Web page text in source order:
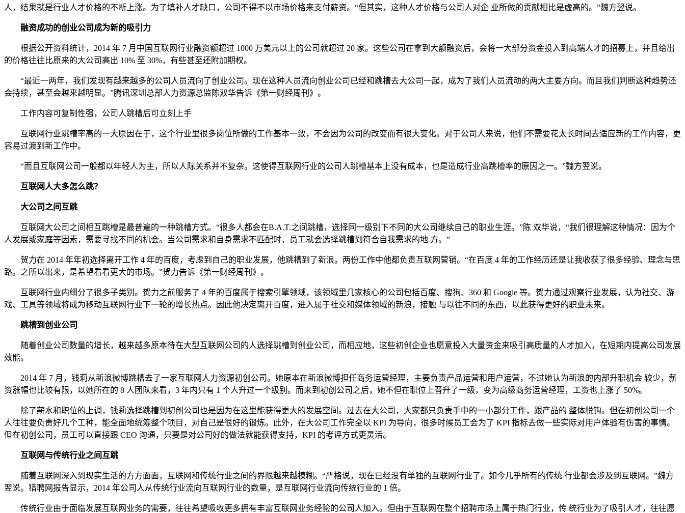
人，结果就是行业人才价格的不断上涨。为了填补人才缺口，公司不得不以市场价格来支付薪资。“但其实，这种人才价格与公司人对企 业所做的贡献相比是虚高的。”魏方翌说。
融资成功的创业公司成为新的吸引力
根据公开资料统计，2014 年 7 月中国互联网行业融资额超过 1000 万美元以上的公司就超过 20 家。这些公司在拿到大额融资后，会将一大部分资金投入到高端人才的招募上，并且给出
的价格往往比原来的大公司高出 10% 至 30%，有些甚至还附加期权。
“最近一两年，我们发现有越来越多的公司人员流向了创业公司。现在这种人员流向创业公司已经和跳槽去大公司一起，成为了我们人员流动的两大主要方向。而且我们判断这种趋势还
会持续，甚至会越来越明显。”腾讯深圳总部人力资源总监陈双华告诉《第一财经周刊》。
工作内容可复制性强，公司人跳槽后可立刻上手
互联网行业跳槽率高的一大原因在于，这个行业里很多岗位所做的工作基本一致，不会因为公司的改变而有很大变化。对于公司人来说，他们不需要花太长时间去适应新的工作内容，更
容易过渡到新工作中。
“而且互联网公司一般都以年轻人为主，所以人际关系并不复杂。这使得互联网行业的公司人跳槽基本上没有成本，也是造成行业高跳槽率的原因之一。”魏方翌说。
互联网人大多怎么跳？
大公司之间互跳
互联网大公司之间相互跳槽是最普遍的一种跳槽方式。“很多人都会在B.A.T.之间跳槽，选择同一级别下不同的大公司继续自己的职业生涯。”陈 双华说，“我们很理解这种情况：因为个
人发展或家庭等因素，需要寻找不同的机会。当公司需求和自身需求不匹配时，员工就会选择跳槽到符合自我需求的地 方。”
贺力在 2014 年年初选择离开工作 4 年的百度，考虑到自己的职业发展，他跳槽到了新浪。两份工作中他都负责互联网营销。“在百度 4 年的工作经历还是让我收获了很多经验、理念与思
路。之所以出来，是希望看看更大的市场。”贺力告诉《第一财经周刊》。
互联网行业内细分了很多子类别。贺力之前服务了 4 年的百度属于搜索引擎领域，该领域里几家核心的公司包括百度、搜狗、360 和 Google 等。贺力通过观察行业发展，认为社交、游
戏、工具等领域将成为移动互联网行业下一轮的增长热点。因此他决定离开百度，进入属于社交和媒体领域的新浪，接触 与以往不同的东西，以此获得更好的职业未来。
跳槽到创业公司
随着创业公司数量的增长，越来越多原本待在大型互联网公司的人选择跳槽到创业公司，而相应地，这些初创企业也愿意投入大量资金来吸引高质量的人才加入，在短期内提高公司发展
效能。
2014 年 7 月，钱莉从新浪微博跳槽去了一家互联网人力资源初创公司。她原本在新浪微博担任商务运营经理，主要负责产品运营和用户运营，不过她认为新浪的内部升职机会 较少，薪
资涨幅也比较有限，以她所在的 8 人团队来看，3 年内只有 1 个人升过一个级别。而来到初创公司之后，她不但在职位上晋升了一级，变为高级商务运营经理，工资也上涨了 50%。
除了薪水和职位的上调，钱莉选择跳槽到初创公司也是因为在这里能获得更大的发展空间。过去在大公司，大家都只负责手中的一小部分工作，跟产品的 整体脱钩。但在初创公司一个
人往往要负责好几个工种，能全面地统筹整个项目，对自己是很好的锻炼。此外，在大公司工作完全以 KPI 为导向，很多时候员工会为了 KPI 指标去做一些实际对用户体验有伤害的事情。
但在初创公司，员工可以直接跟 CEO 沟通，只要是对公司好的做法就能获得支持，KPI 的考评方式更灵活。
互联网与传统行业之间互跳
随着互联网深入到现实生活的方方面面，互联网和传统行业之间的界限越来越模糊。“严格说，现在已经没有单独的互联网行业了。如今几乎所有的传统 行业都会涉及到互联网。”魏方
翌说。猎聘网报告显示，2014 年公司人从传统行业流向互联网行业的数量，是互联网行业流向传统行业的 1 倍。
传统行业由于面临发展互联网业务的需要，往往希望吸收更多拥有丰富互联网业务经验的公司人加入。但由于互联网在整个招聘市场上属于热门行业，传 统行业为了吸引人才，往往愿